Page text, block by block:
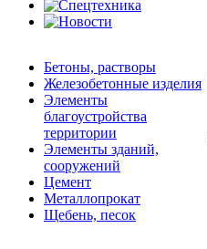
Бетоны, растворы
Железобетонные изделия
Элементы
благоустройства
территории
Элементы зданий,
сооружений
Цемент
Металлопрокат
Щебень, песок